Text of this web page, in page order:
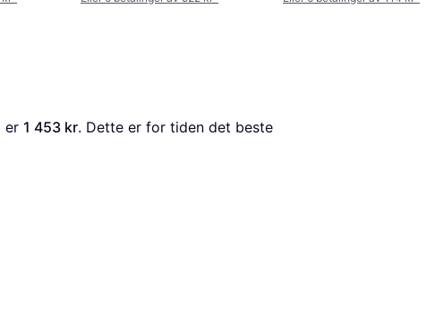
er 1 453 kr. Dette er for tiden det beste